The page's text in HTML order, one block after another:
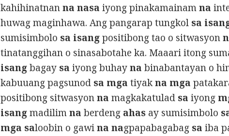
kahihinatnanna nasa iyong pinakamainamna
huwag maginhawa. Ang pangarap tungkol sa
sumisimbolo sa isangpositibong tao o sitwasyon
tinatanggihan o sinasabotahe ka. Maaari itong
isangbagay sa iyong buhayna binabantayan o
kabuuang pagsunod sa mga tiyakna mga
positibong sitwasyonna magkakatulad sa iyong
isangmadilimna berdeng ahas ay sumisimbolo
mga saloobin o gawina nagpapabagabag sa iba